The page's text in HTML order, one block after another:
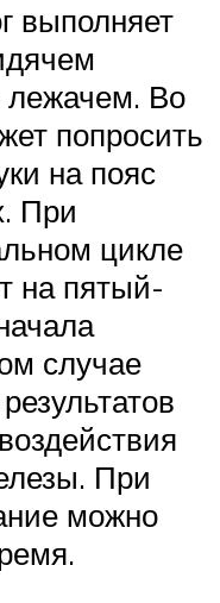
выполняет
лежачем. Во
попросить
на пояс
При
цикле
на пятый-
случае
При
можно